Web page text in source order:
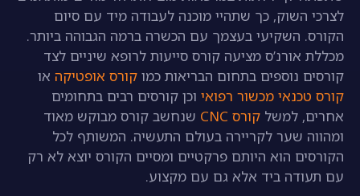
לצרכי השוק, כך שתהיי מוכנה לעבודה מיד עם סיום
הקורס. השקיעי בעצמך עם הכשרה ברמה הגבוהה ביותר.
מכללת אורנ’ס מציעה קורס סייעות לרופא שיניים לצד
קורסים נוספים בתחום הבריאות כמו קורס אופטיקה או
קורס טכנאי מכשור רפואי וכן קורסים רבים בתחומים
אחרים, למשל קורס CNC
שנחשב קורס מבוקש מאוד
ומהווה שער לקריירה בעולם התעשיה. המשותף לכל
הקורסים הוא היותם פרקטיים ומסיים הקורס יוצא לא רק
עם תעודה ביד אלא גם עם מקצוע.